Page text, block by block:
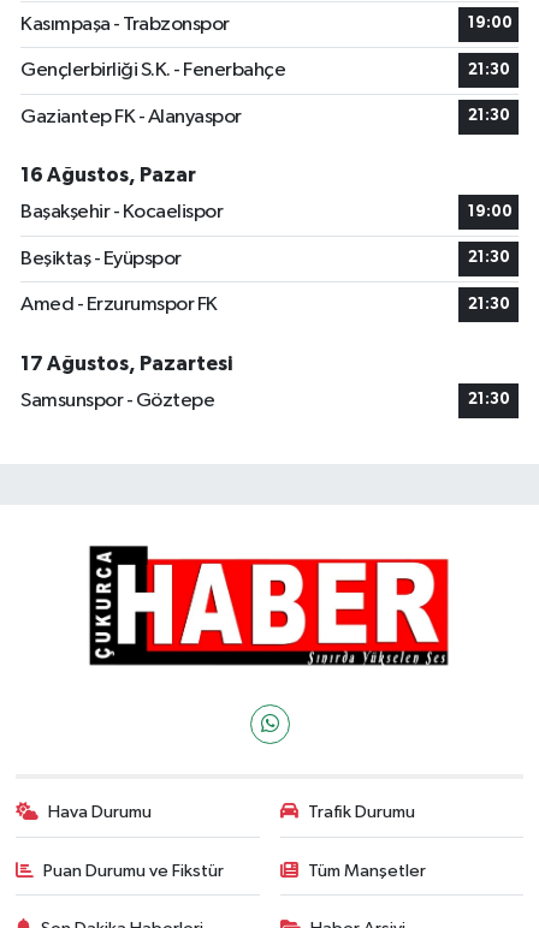
Kasımpaşa - Trabzonspor 19:00
Gençlerbirliği S.K. - Fenerbahçe 21:30
Gaziantep FK - Alanyaspor 21:30
16 Ağustos, Pazar
Başakşehir - Kocaelispor
19:00
Beşiktaş - Eyüpspor 21:30
Amed - Erzurumspor FK 21:30
17 Ağustos, Pazartesi
Samsunspor - Göztepe
21:30
Hava Durumu Trafik Durumu
Puan Durumu ve Fikstür Tüm Manşetler